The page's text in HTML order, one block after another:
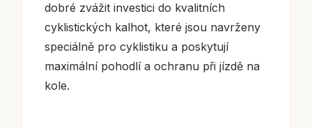
dobré zvážit investici do kvalitních
cyklistických kalhot, které jsou navrženy
speciálně pro cyklistiku a poskytují
maximální pohodlí a ochranu při jízdě na
kole.